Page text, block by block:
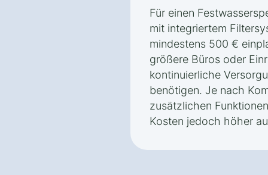
Für einen
mit integriertem
mindestens 500 €
größere Büros oder
kontinuierliche
benötigen. Je nach
zusätzlichen
Kosten jedoch höher